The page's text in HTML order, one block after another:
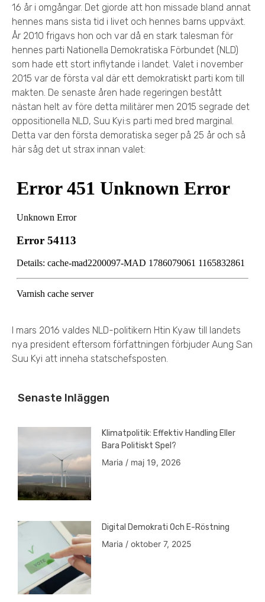
16 år i omgångar. Det gjorde att hon missade bland annat
hennes mans sista tid i livet och hennes barns uppväxt.
År 2010 frigavs hon och var då en stark talesman för
hennes parti Nationella Demokratiska Förbundet (NLD)
som hade ett stort inflytande i landet. Valet i november
2015 var de första val där ett demokratiskt parti kom till
makten. De senaste åren hade regeringen bestått
nästan helt av före detta militärer men 2015 segrade det
oppositionella NLD, Suu Kyi:s parti med bred marginal.
Detta var den första demoratiska seger på 25 år och så
här såg det ut strax innan valet:
I mars 2016 valdes NLD-politikern Htin Kyaw till landets
nya president eftersom författningen förbjuder Aung San
Suu Kyi att inneha statschefsposten.
Senaste Inläggen
Klimatpolitik: Effektiv Handling Eller
Bara Politiskt Spel?
Maria
maj 19, 2026
Digital Demokrati Och E-Röstning
Maria
oktober 7, 2025